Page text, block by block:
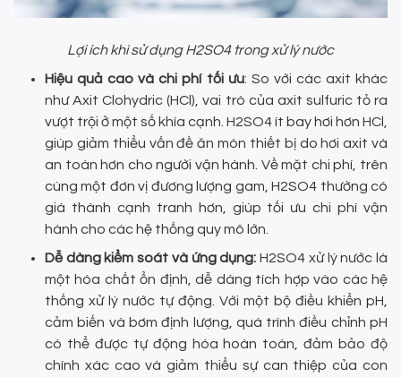
Lợi ích khi sử dụng H2SO4 trong xử lý nước
Hiệu quả cao và chi phí tối ưu: So với các axit khác
như Axit Clohydric (HCl), vai trò của axit sulfuric tỏ ra
vượt trội ở một số khía cạnh. H2SO4 ít bay hơi hơn HCl,
giúp giảm thiểu vấn đề ăn mòn thiết bị do hơi axit và
an toàn hơn cho người vận hành. Về mặt chi phí, trên
cùng một đơn vị đương lượng gam, H2SO4 thường có
giá thành cạnh tranh hơn, giúp tối ưu chi phí vận
hành cho các hệ thống quy mô lớn.
Dễ dàng kiểm soát và ứng dụng: H2SO4 xử lý nước là
một hóa chất ổn định, dễ dàng tích hợp vào các hệ
thống xử lý nước tự động. Với một bộ điều khiển pH,
cảm biến và bơm định lượng, quá trình điều chỉnh pH
có thể được tự động hóa hoàn toàn, đảm bảo độ
chính xác cao và giảm thiểu sự can thiệp của con